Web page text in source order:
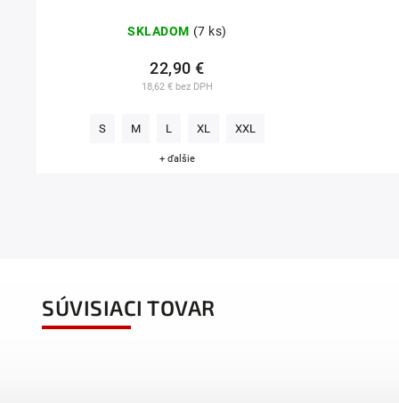
SKLADOM (7 ks)
18,62 € bez DPH
22,90 €
S M L XL XXL
+ ďalšie
SÚVISIACI TOVAR